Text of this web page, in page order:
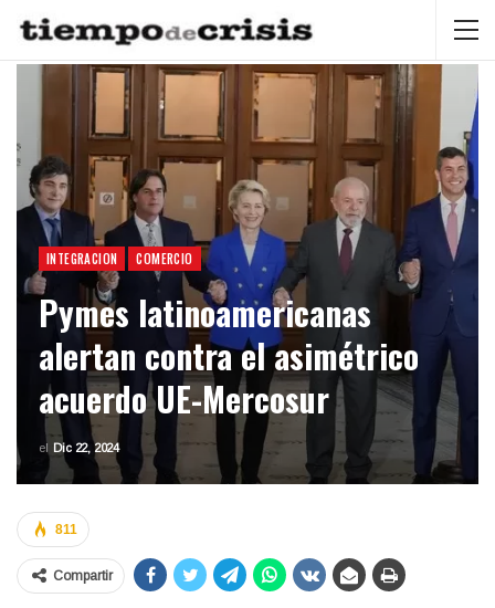
INTEGRACION COMERCIO
Pymes latinoamericanas
alertan contra el asimétrico
acuerdo UE-Mercosur
el Dic 22, 2024
811
Compartir